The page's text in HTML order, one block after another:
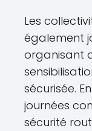
Les
également
organisant
sécurisée.
journées
sécurité